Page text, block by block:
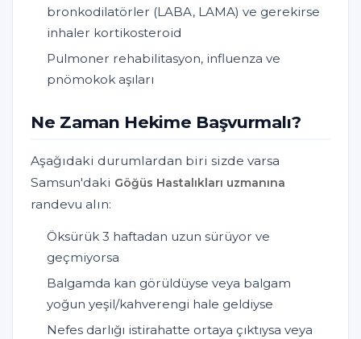
bronkodilatörler (LABA, LAMA) ve gerekirse
inhaler kortikosteroid
Pulmoner rehabilitasyon, influenza ve
pnömokok aşıları
Ne Zaman Hekime Başvurmalı?
Aşağıdaki durumlardan biri sizde varsa
Samsun'daki Göğüs Hastalıkları uzmanına
randevu alın:
Öksürük 3 haftadan uzun sürüyor ve
geçmiyorsa
Balgamda kan görüldüyse veya balgam
yoğun yeşil/kahverengi hale geldiyse
Nefes darlığı istirahatte ortaya çıktıysa veya